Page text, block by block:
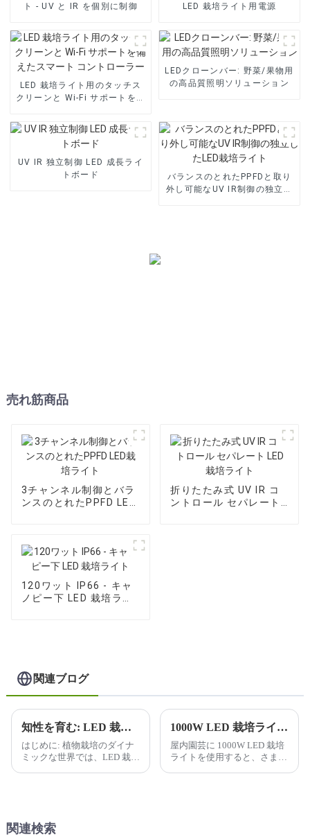
ト - UV と IR を個別に制御
LED 栽培ライト用電源
LED 栽培ライト用のタッチス
クリーンと Wi-Fi サポートを備
LEDクローンバー: 野菜/果物用
の高品質照明ソリューション
UV IR 独立制御 LED 成長ライ
トボード
バランスのとれたPPFDと取り
外し可能なUV IR制御の独立し
売れ筋商品
3チャンネル制御とバラ
ンスのとれたPPFD LED
折りたたみ式 UV IR コ
ントロール セパレート
120ワット IP66 - キャ
ノピー下 LED 栽培ライ
関連ブログ
知性を育む: LED 栽培ライトで未来を照らす
はじめに: 植物栽培のダイナ
ミックな世界では、LED 栽培
1000W LED 栽培ライトを使用すると、屋内ガーデニングにどのような利点がありますか?
屋内園芸に 1000W LED 栽培
ライトを使用すると、さまざ
関連検索